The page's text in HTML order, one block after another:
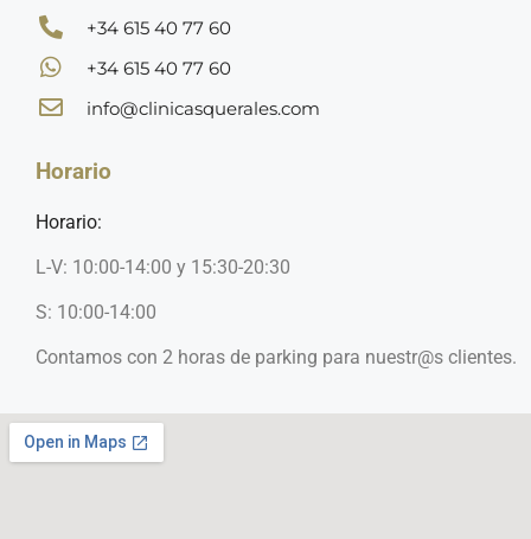
+34 615 40 77 60
+34 615 40 77 60
info@clinicasquerales.com
Horario
Horario:
L-V: 10:00-14:00 y 15:30-20:30
S: 10:00-14:00
Contamos con 2 horas de parking para nuestr@s clientes.